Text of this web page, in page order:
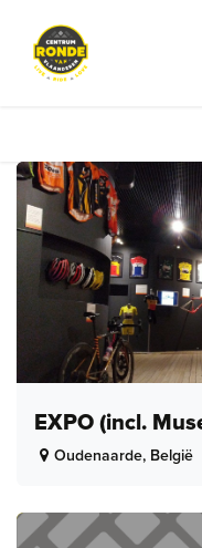
EXPO (incl.
Oudenaarde, België